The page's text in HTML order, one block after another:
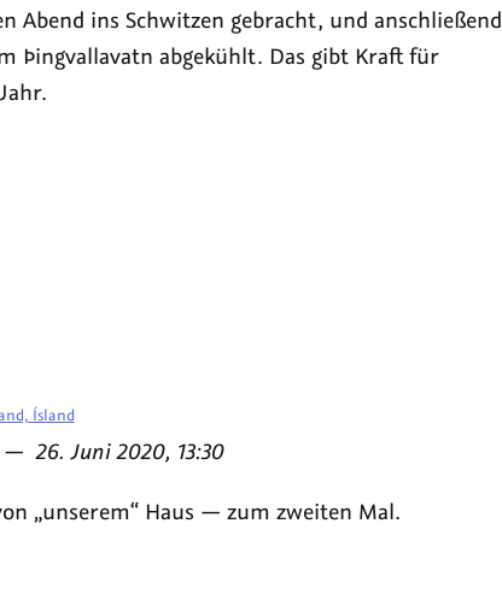
Abend ins Schwitzen gebracht, und anschließend
Þingvallavatn abgekühlt. Das gibt Kraft für
„unserem“ Haus — zum zweiten Mal.
Ísland
— am
26. Juni 2020, 13:30